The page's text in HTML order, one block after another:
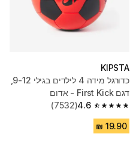
KIPSTA
דגם First Kick - אדום
4.6
4.6 out of 5 stars from 7532 reviews
(7532)